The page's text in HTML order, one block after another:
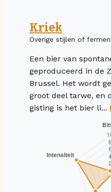
Kriek
Overige stijlen of
Een bier van
geproduceerd in de
Brussel. Het wordt
groot deel tarwe, en
gisting is het bier li...